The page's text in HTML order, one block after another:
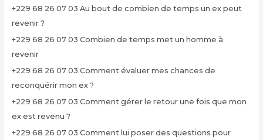
+229 68 26 07 03 Au bout de combien de temps un ex peut
revenir ?
+229 68 26 07 03 Combien de temps met un homme à
revenir
+229 68 26 07 03 Comment évaluer mes chances de
reconquérir mon ex ?
+229 68 26 07 03 Comment gérer le retour une fois que mon
ex est revenu ?
+229 68 26 07 03 Comment lui poser des questions pour